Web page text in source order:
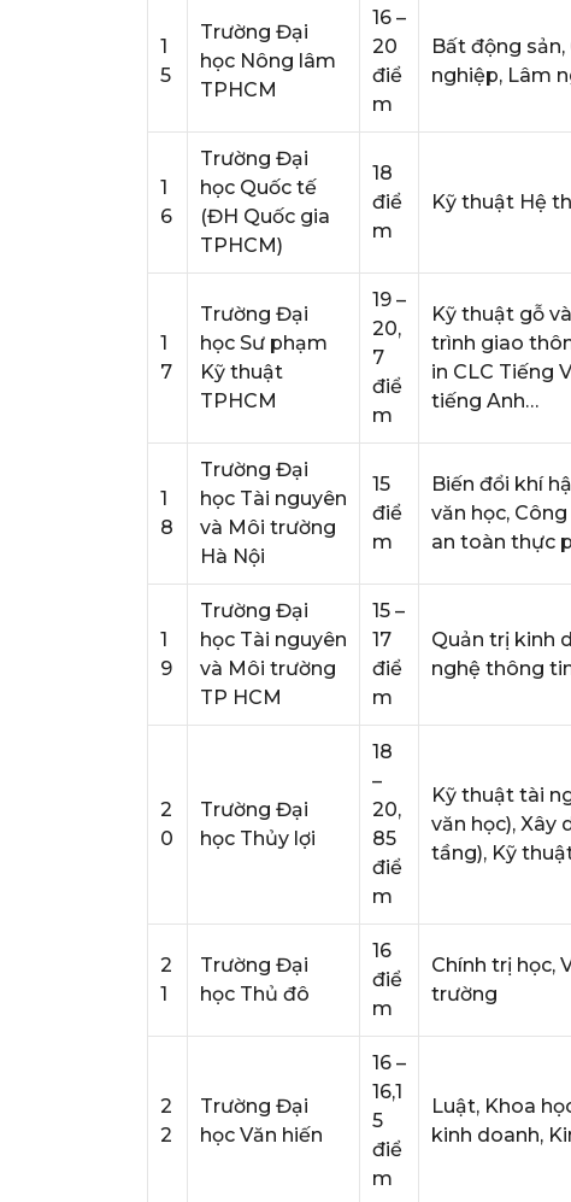
1
5
Trường Đại
học Nông lâm
TPHCM
16 –
20
điể
m
Bất động
nghiệp, Lâm
1
6
Trường Đại
học Quốc tế
(ĐH Quốc gia
TPHCM)
18
điể
m
Kỹ thuật Hệ
1
7
Trường Đại
học Sư phạm
Kỹ thuật
TPHCM
19 –
20,
7
điể
m
Kỹ thuật gỗ
trình giao
in CLC Tiếng
tiếng Anh…
1
8
Trường Đại
học Tài nguyên
và Môi trường
Hà Nội
15
điể
m
Biến đổi khí
văn học,
an toàn thực
1
9
Trường Đại
học Tài nguyên
và Môi trường
TP HCM
15 –
17
điể
m
Quản trị kinh
nghệ thông
2
0
Trường Đại
học Thủy lợi
18
–
20,
85
điể
m
Kỹ thuật tài
văn học), Xây
tầng), Kỹ
2
1
Trường Đại
học Thủ đô
16
điể
m
Chính trị học,
trường
2
2
Trường Đại
học Văn hiến
16 –
16,1
5
điể
m
Luật, Khoa
kinh doanh,